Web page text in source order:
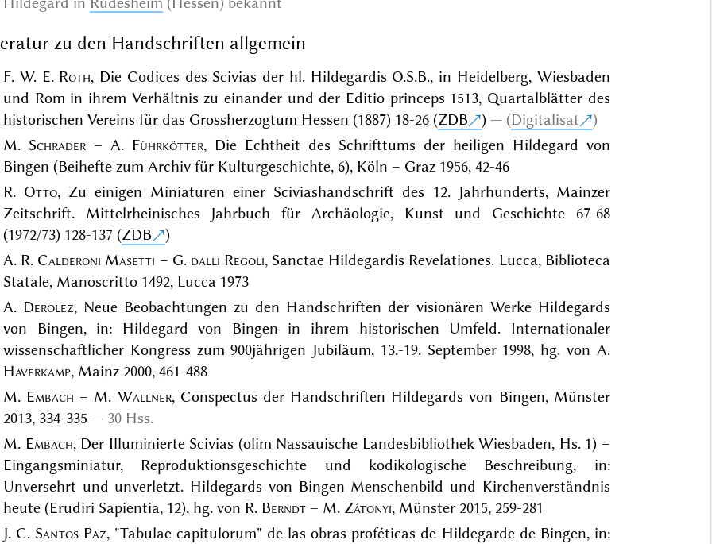
zu den Handschriften allgemein
F. W. E. Roth, Die Codices des Scivias der hl. Hildegardis O.S.B., in Heidelberg, Wiesbaden
und Rom in ihrem Verhältnis zu einander und der Editio princeps 1513, Quartalblätter des
historischen Vereins für das Grossherzogtum Hessen (1887) 18-26 (ZDB ) (Digitalisat
)
M. Schrader– A. Führkötter, Die Echtheit des Schrifttums der heiligen Hildegard von
Bingen (Beihefte zum Archiv für Kulturgeschichte, 6), Köln – Graz 1956, 42-46
R. Otto, Zu einigen Miniaturen einer Sciviashandschrift des 12. Jahrhunderts, Mainzer
Zeitschrift. Mittelrheinisches Jahrbuch für Archäologie, Kunst und Geschichte 67-68
(1972/73) 128-137 (ZDB
)
A. R. Calderoni Masetti – G. dalli Regoli, Sanctae Hildegardis Revelationes. Lucca, Biblioteca
Statale, Manoscritto 1492, Lucca 1973
A. Derolez, Neue Beobachtungen zu den Handschriften der visionären Werke Hildegards
von Bingen, in: Hildegard von Bingen in ihrem historischen Umfeld. Internationaler
wissenschaftlicher Kongress zum 900jährigen Jubiläum, 13.-19. September 1998, hg. von A.
Haverkamp, Mainz 2000, 461-488
M. Embach – M. Wallner, Conspectus der Handschriften Hildegards von Bingen, Münster
2013, 334-335
30 Hss.
M. Embach, Der Illuminierte Scivias (olim Nassauische Landesbibliothek Wiesbaden, Hs. 1) –
Eingangsminiatur, Reproduktionsgeschichte und kodikologische Beschreibung, in:
Unversehrt und unverletzt. Hildegards von Bingen Menschenbild und Kirchenverständnis
heute (Erudiri Sapientia, 12), hg. von R. Berndt– M. Zátonyi, Münster 2015, 259-281
J. C. Santos Paz, "Tabulae capitulorum" de las obras proféticas de Hildegarde de Bingen, in: